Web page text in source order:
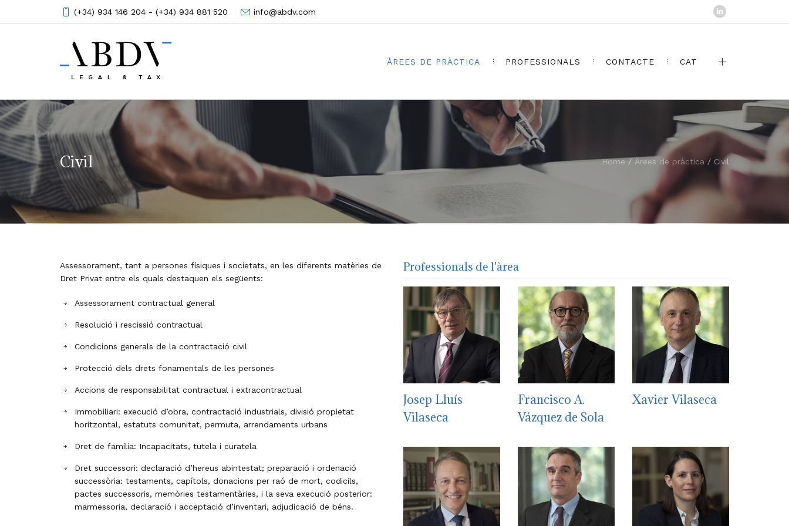
(+34) 934 146 204 - (+34) 934 881 520 info@abdv.com
ÀREES DE PRÀCTICA PROFESSIONALS CONTACTE CAT
Civil Home / Àrees de pràctica / Civil
Assessorament, tant a persones físiques i societats, en les diferents matèries de
Dret Privat entre els quals destaquen els següents:
Assessorament contractual general
Resolució i rescissió contractual
Condicions generals de la contractació civil
Protecció dels drets fonamentals de les persones
Accions de responsabilitat contractual i extracontractual
Immobiliari: execució d’obra, contractació industrials, divisió propietat
horitzontal, estatuts comunitat, permuta, arrendaments urbans
Dret de família: Incapacitats, tutela i curatela
Dret successori: declaració d’hereus abintestat; preparació i ordenació
successòria: testaments, capítols, donacions per raó de mort, codicils,
pactes successoris, memòries testamentàries, i la seva execució posterior:
marmessoria, declaració i acceptació d’inventari, adjudicació de béns.
Professionals de l'àrea
Josep Lluís
Vilaseca
Francisco A.
Vázquez de Sola
Xavier Vilaseca